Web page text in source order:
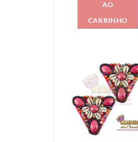
AO
CARRINHO